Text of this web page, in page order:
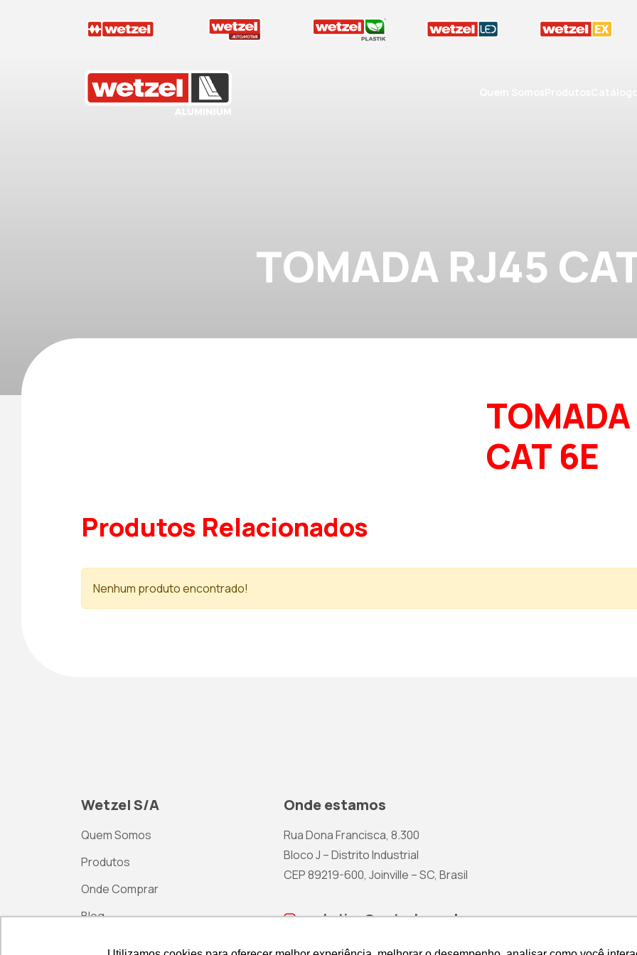
TOMADA RJ45
CAT 6E
Produtos Relacionados
Nenhum produto encontrado!
Wetzel S/A
Quem Somos
Produtos
Onde Comprar
Blog
Onde estamos
Rua Dona Francisca, 8.300
Bloco J – Distrito Industrial
CEP 89219-600, Joinville – SC, Brasil
marketing@wetzel.com.br